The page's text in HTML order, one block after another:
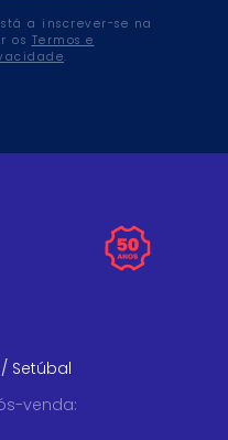
a inscrever-se na
os Termos e
.
/ Setúbal
venda: